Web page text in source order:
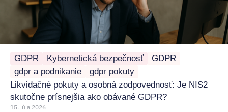
GDPR Kybernetická bezpečnosť
GDPR
gdpr a podnikanie
gdpr pokuty
Likvidačné pokuty a osobná zodpovednosť: Je NIS2
skutočne prísnejšia ako obávané GDPR?
15. júla 2026